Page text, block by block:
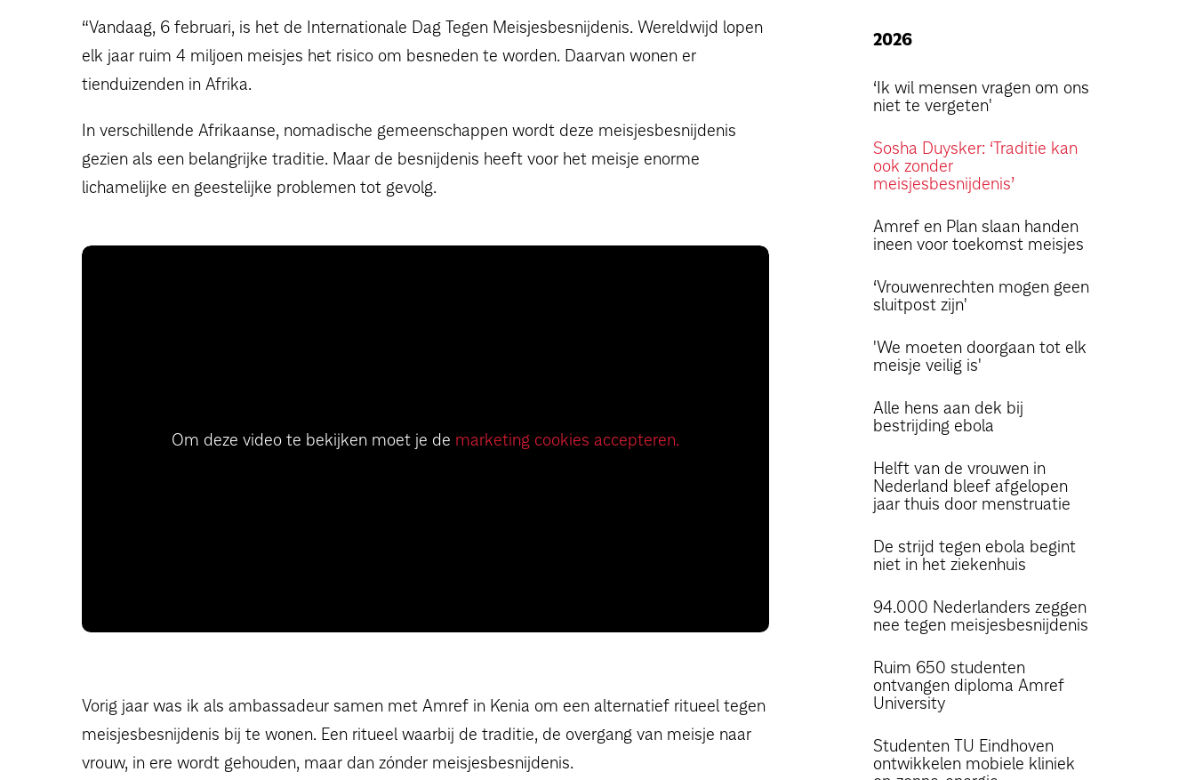
“Vandaag, 6 februari, is het de Internationale Dag Tegen Meisjesbesnijdenis. Wereldwijd lopen
elk jaar ruim 4 miljoen meisjes het risico om besneden te worden. Daarvan wonen er
tienduizenden in Afrika.
In verschillende Afrikaanse, nomadische gemeenschappen wordt deze meisjesbesnijdenis
gezien als een belangrijke traditie. Maar de besnijdenis heeft voor het meisje enorme
lichamelijke en geestelijke problemen tot gevolg.
Om deze video te bekijken moet je de marketing cookies accepteren.
Vorig jaar was ik als ambassadeur samen met Amref in Kenia om een alternatief ritueel tegen
meisjesbesnijdenis bij te wonen. Een ritueel waarbij de traditie, de overgang van meisje naar
vrouw, in ere wordt gehouden, maar dan zónder meisjesbesnijdenis.
2026
‘Ik wil mensen vragen om ons
niet te vergeten'
Sosha Duysker: ‘Traditie kan
ook zonder
meisjesbesnijdenis’
Amref en Plan slaan handen
ineen voor toekomst meisjes
‘Vrouwenrechten mogen geen
sluitpost zijn'
'We moeten doorgaan tot elk
meisje veilig is'
Alle hens aan dek bij
bestrijding ebola
Helft van de vrouwen in
Nederland bleef afgelopen
jaar thuis door menstruatie
De strijd tegen ebola begint
niet in het ziekenhuis
94.000 Nederlanders zeggen
nee tegen meisjesbesnijdenis
Ruim 650 studenten
ontvangen diploma Amref
University
Studenten TU Eindhoven
ontwikkelen mobiele kliniek